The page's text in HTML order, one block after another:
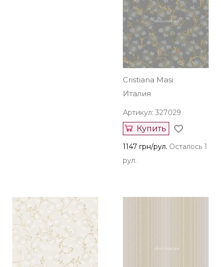
Cristiana Masi
Италия
Артикул: 327029
Купить
1147 грн/рул. Осталось 1
рул.